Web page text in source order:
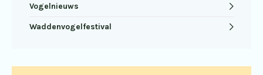
Vogelnieuws
Waddenvogelfestival